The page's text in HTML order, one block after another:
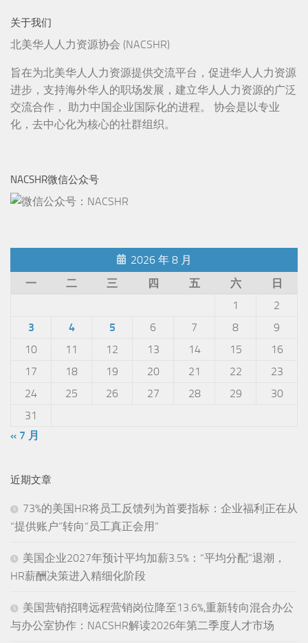
关于我们
北美华人人力资源协会 (NACSHR)
旨在为北美华人人力资源提供交流平台，促进华人人力资源
进步，支持海外华人的职场发展，建立华人人力资源的广泛
交流合作， 助力中国企业国际化的进程。 协会是以专业
化，去中心化为核心的社群组织。
NACSHR微信公众号
2026 年 8 月
一
二 三 四 五 六
日
1
2
3
4 5 6 7 8
9
10
11 12 13 14 15
16
17
18 19 20 21 22
23
24
25 26 27 28 29
30
31
« 7 月
近期文章
73%的美国HR将员工反馈列为首要指标：企业福利正在从
“提供账户”转向“员工真正会用”
美国企业2027年预计平均加薪3.5%：“平均分配”退潮，
HR薪酬决策进入精细化阶段
美国营销招聘远程营销岗位降至13.6%,重新转向混合办公
与办公室协作：NACSHR解读2026年第二季度人才市场